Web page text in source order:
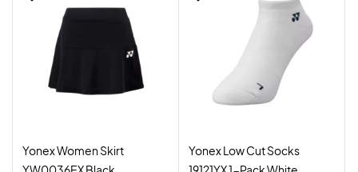
Yonex Women Skirt
Yonex Low Cut Socks